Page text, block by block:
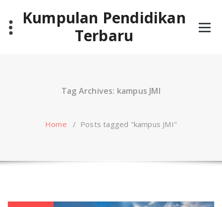
contentKumpulan Pendidikan
Terbaru
Tag Archives: kampus JMI
Home / Posts tagged "kampus JMI"